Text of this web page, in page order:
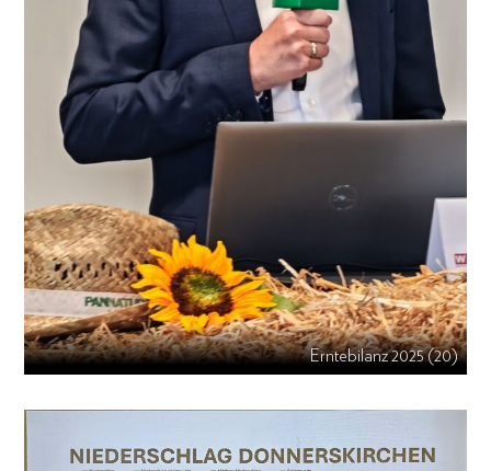
Erntebilanz 2025 (20)